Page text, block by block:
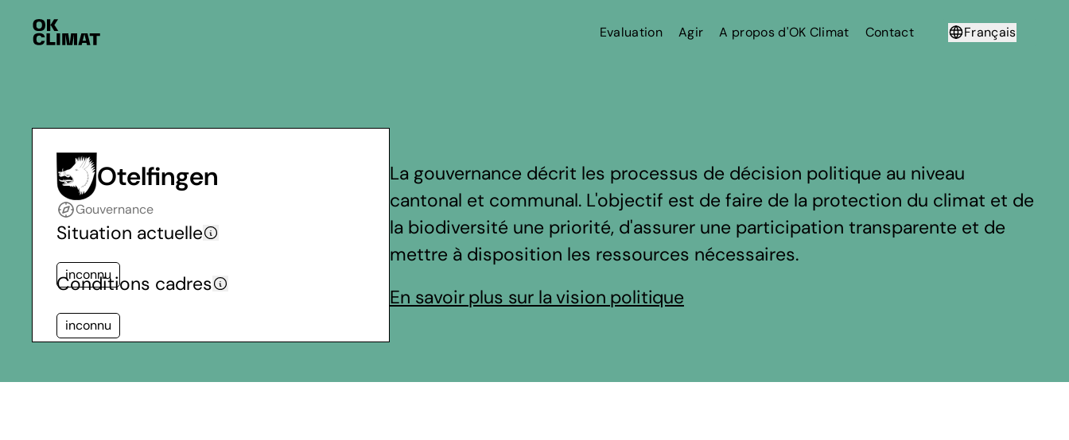
Evaluation Agir A propos d'OK Climat Contact
Français
Otelfingen
Gouvernance
Situation actuelle
inconnu
Conditions cadres
inconnu
La gouvernance décrit les processus de décision politique au niveau
cantonal et communal. L'objectif est de faire de la protection du climat et de
la biodiversité une priorité, d'assurer une participation transparente et de
mettre à disposition les ressources nécessaires.
En savoir plus sur la vision politique